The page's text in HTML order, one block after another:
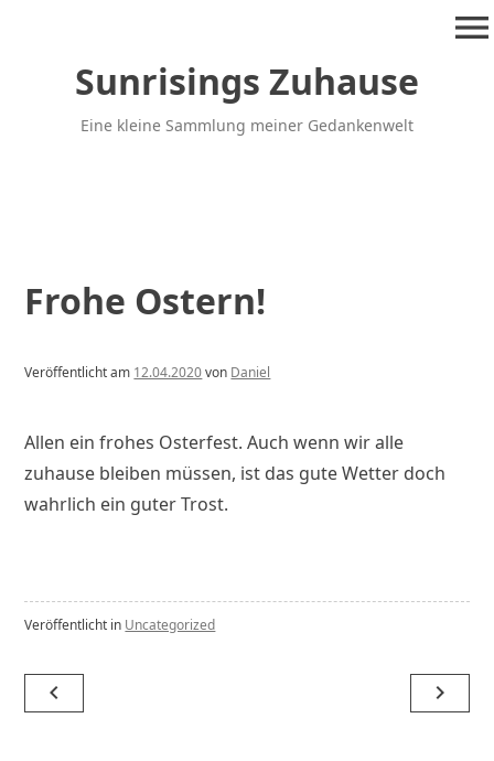
Sunrisings Zuhause
Eine kleine Sammlung meiner Gedankenwelt
menu
Frohe Ostern!
Veröffentlicht am 12.04.2020von Daniel
Allen ein frohes Osterfest. Auch wenn wir alle
zuhause bleiben müssen, ist das gute Wetter doch
wahrlich ein guter Trost.
Veröffentlicht in Uncategorized
Beitragsnavigation
navigate_before navigate_next